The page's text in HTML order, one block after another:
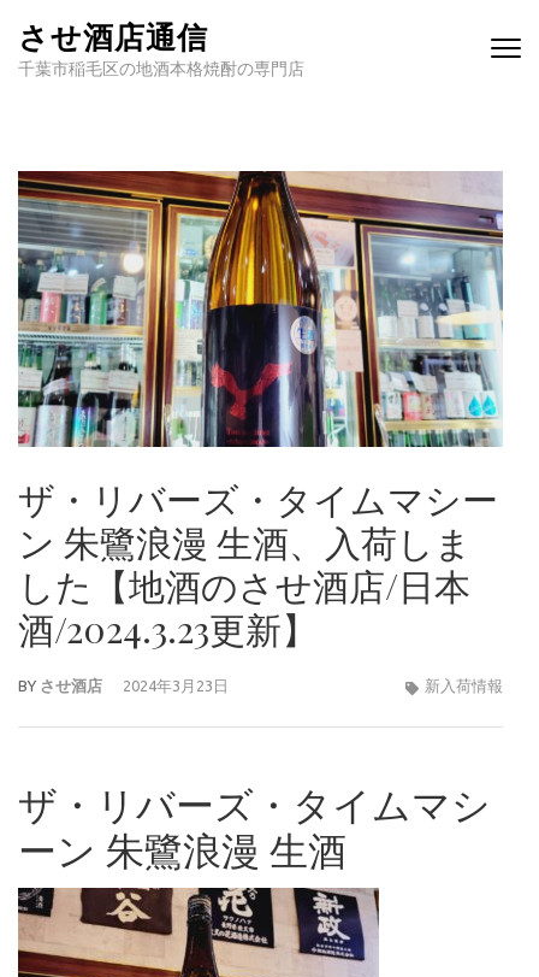
させ酒店通信
千葉市稲毛区の地酒本格焼酎の専門店
ザ・リバーズ・タイムマシー
ン 朱鷺浪漫 生酒、入荷しま
した【地酒のさせ酒店/日本
酒/2024.3.23更新】
BY させ酒店 2024年3月23日 新入荷情報
ザ・リバーズ・タイムマシ
ーン 朱鷺浪漫 生酒